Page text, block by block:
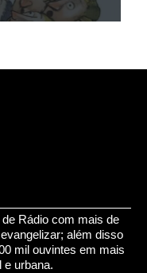
Rádio com mais de
além disso
mil ouvintes em mais
e urbana.